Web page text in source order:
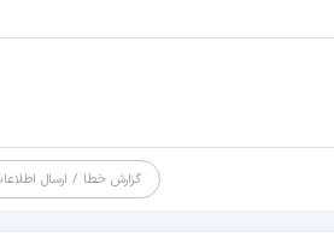
گزارش خطا / ارسال